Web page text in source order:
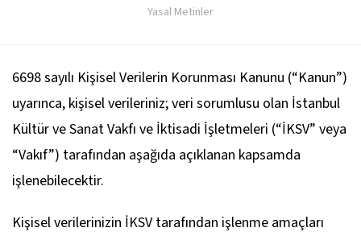
Yasal Metinler
6698 sayılı Kişisel Verilerin Korunması Kanunu (“Kanun”)
uyarınca, kişisel verileriniz; veri sorumlusu olan İstanbul
Kültür ve Sanat Vakfı ve İktisadi İşletmeleri (“İKSV” veya
“Vakıf”) tarafından aşağıda açıklanan kapsamda
işlenebilecektir.
Kişisel verilerinizin İKSV tarafından işlenme amaçları